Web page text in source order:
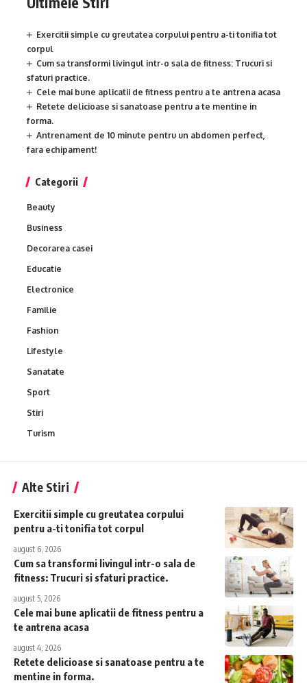
Exercitii simple cu greutatea corpului pentru a-ti tonifia tot
corpul
Cum sa transformi livingul intr-o sala de fitness: Trucuri si
sfaturi practice.
Cele mai bune aplicatii de fitness pentru a te antrena acasa
Retete delicioase si sanatoase pentru a te mentine in
forma.
Antrenament de 10 minute pentru un abdomen perfect,
fara echipament!
Categorii
Beauty
Business
Decorarea casei
Educatie
Electronice
Familie
Fashion
Lifestyle
Sanatate
Sport
Stiri
Turism
Alte Stiri
Exercitii simple cu greutatea corpului
pentru a-ti tonifia tot corpul
august 6, 2026
Cum sa transformi livingul intr-o sala de
fitness: Trucuri si sfaturi practice.
august 5, 2026
Cele mai bune aplicatii de fitness pentru a
te antrena acasa
august 4, 2026
Retete delicioase si sanatoase pentru a te
mentine in forma.